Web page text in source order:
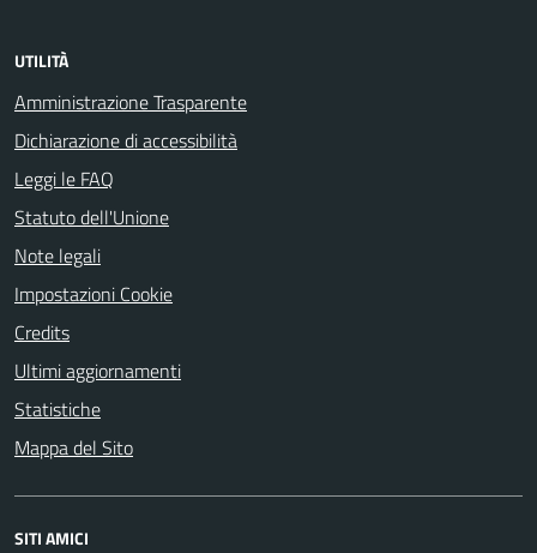
UTILITÀ
Amministrazione Trasparente
Dichiarazione di accessibilità
Leggi le FAQ
Statuto dell'Unione
Note legali
Impostazioni Cookie
Credits
Ultimi aggiornamenti
Statistiche
Mappa del Sito
SITI AMICI